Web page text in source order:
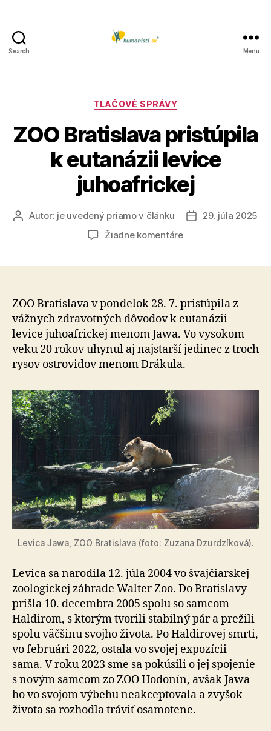
Search Menu
Kategórie
TLAČOVÉ SPRÁVY
ZOO Bratislava pristúpila
k eutanázii levice
juhoafrickej
AutorAutor: je uvedený priamo v článku
Dátum
29. júla 2025
Žiadne komentárena
eutanázii
levice
juhoafrickej
ZOO Bratislava v pondelok 28. 7. pristúpila z
vážnych zdravotných dôvodov k eutanázii
levice juhoafrickej menom Jawa. Vo vysokom
veku 20 rokov uhynul aj najstarší jedinec z troch
rysov ostrovidov menom Drákula.
Levica Jawa, ZOO Bratislava (foto: Zuzana Dzurdzíková).
Levica sa narodila 12. júla 2004 vo švaj­čiar­skej
zoo­lo­gic­kej záhrade Walter Zoo. Do Bratislavy
prišla 10. decembra 2005 spolu so samcom
Haldirom, s ktorým tvorili stabilný pár a prežili
spolu väčšinu svojho života. Po Haldirovej smrti,
vo februári 2022, ostala vo svojej expozícii
sama. V roku 2023 sme sa pokúsili o jej spojenie
s novým samcom zo ZOO Hodonín, avšak Jawa
ho vo svojom výbehu neakceptovala a zvyšok
života sa rozhodla tráviť osamotene.